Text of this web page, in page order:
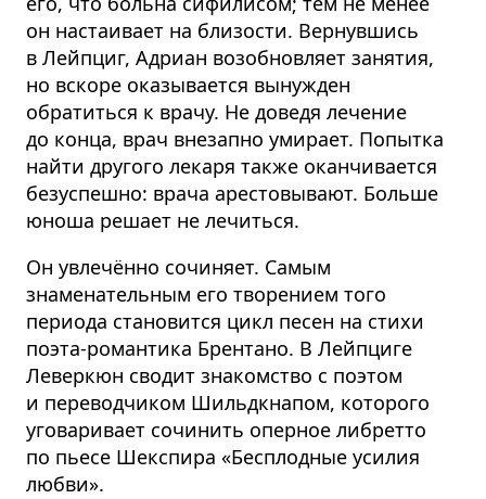
он настаивает на близости. Вернувшись
в Лейпциг, Адриан возобновляет занятия,
но вскоре оказывается вынужден
обратиться к врачу. Не доведя лечение
до конца, врач внезапно умирает. Попытка
найти другого лекаря также оканчивается
безуспешно: врача арестовывают. Больше
юноша решает не лечиться.
Он увлечённо сочиняет. Самым
знаменательным его творением того
периода становится цикл песен на стихи
поэта-романтика Брентано. В Лейпциге
Леверкюн сводит знакомство с поэтом
и переводчиком Шильдкнапом, которого
уговаривает сочинить оперное либретто
по пьесе Шекспира «Бесплодные усилия
любви».